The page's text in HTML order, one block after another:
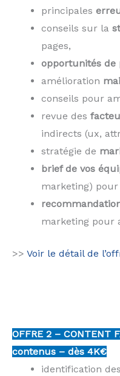
principales
conseils sur la
pages,
opportunités de
amélioration
conseils pour
revue des
indirects (ux,
stratégie de
brief de vos
marketing) pour
marketing pour
>> Voir le détail de
OFFRE 2 – CONTENT
contenus – dès 4K€
identification des